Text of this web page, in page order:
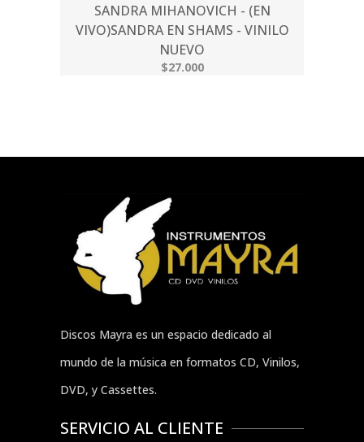
SANDRA MIHANOVICH - (EN
VIVO)SANDRA EN SHAMS - VINILO
NUEVO
$27.000
Discos Mayra es un espacio dedicado al
mundo de la música en formatos CD, Vinilos,
DVD, y Cassettes.
SERVICIO AL CLIENTE